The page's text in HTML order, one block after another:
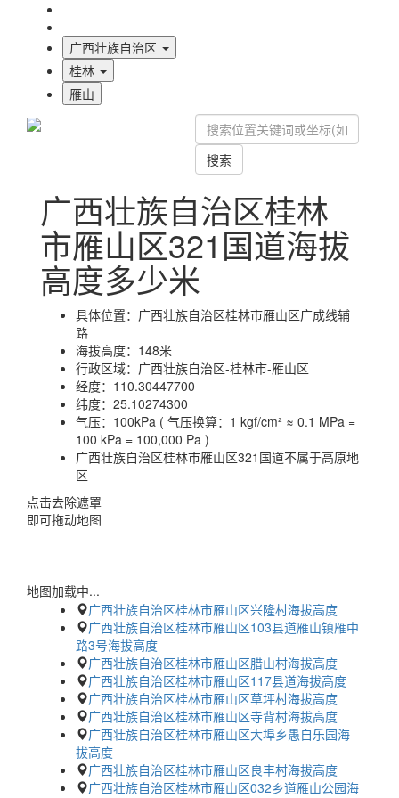
广西壮族自治区
桂林
雁山
搜索
广西壮族自治区桂林
市雁山区321国道海拔
高度多少米
具体位置： 广西壮族自治区桂林市雁山区广成线辅
路
海拔高度： 148米
行政区域： 广西壮族自治区-桂林市-雁山区
经度： 110.30447700
纬度： 25.10274300
气压： 100kPa ( 气压换算：1 kgf/cm² ≈ 0.1 MPa =
100 kPa = 100,000 Pa )
广西壮族自治区桂林市雁山区321国道不属于高原地
区
点击去除遮罩
即可拖动地图
地图加载中...
广西壮族自治区桂林市雁山区兴隆村海拔高度
广西壮族自治区桂林市雁山区103县道雁山镇雁中
路3号海拔高度
广西壮族自治区桂林市雁山区腊山村海拔高度
广西壮族自治区桂林市雁山区117县道海拔高度
广西壮族自治区桂林市雁山区草坪村海拔高度
广西壮族自治区桂林市雁山区寺背村海拔高度
广西壮族自治区桂林市雁山区大埠乡愚自乐园海
拔高度
广西壮族自治区桂林市雁山区良丰村海拔高度
广西壮族自治区桂林市雁山区032乡道雁山公园海